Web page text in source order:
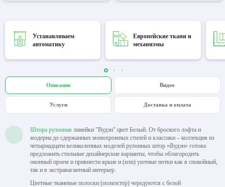
Устанавливаем
автоматику
Европейские ткани и
механизмы
Описание Видео
Услуги Доставка и оплата
Штора рулонная линейки "Вудэн" цвет Белый. От броского лофта и
модерна до сдержанных монохромных стилей и классики – коллекция из
четырнадцати великолепных моделей рулонных штор «Вудэн» готова
предложить стильные дизайнерские варианты, чтобы облагородить
оконный проем и привнести яркие и (или) уютные нотки как в спокойный,
так и в экстравагантный интерьер.
Цветные тканевые полоски (полиэстер) чередуются с белой